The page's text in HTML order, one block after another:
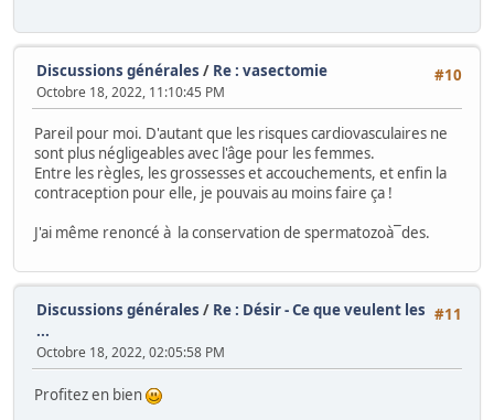
#10
Discussions générales / Re : vasectomie
Octobre 18, 2022, 11:10:45 PM
Pareil pour moi. D'autant que les risques cardiovasculaires ne
sont plus négligeables avec l'âge pour les femmes.
Entre les règles, les grossesses et accouchements, et enfin la
contraception pour elle, je pouvais au moins faire ça !
J'ai même renoncé à la conservation de spermatozoà¯des.
#11
Discussions générales / Re : Désir - Ce que veulent les
...
Octobre 18, 2022, 02:05:58 PM
Profitez en bien